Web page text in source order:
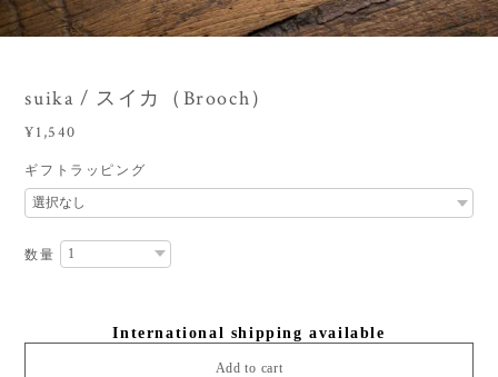
3/5
suika / スイカ（Brooch）
¥1,540
ギフトラッピング
数量
International shipping available
Add to cart